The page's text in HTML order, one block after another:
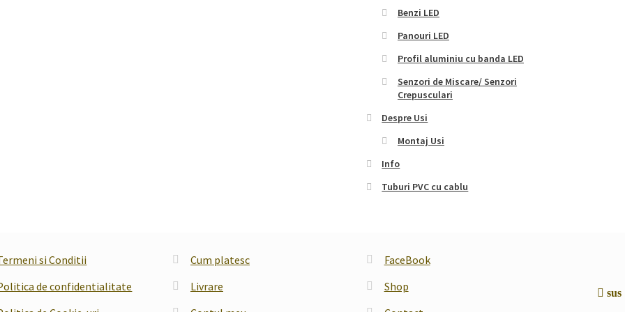
Benzi LED
Panouri LED
Profil aluminiu cu banda LED
Senzori de Miscare/ Senzori
Crepusculari
Despre Usi
Montaj Usi
Info
Tuburi PVC cu cablu
si Conditii
de confidentialitate
Cum platesc
Livrare
FaceBook
Shop
sus